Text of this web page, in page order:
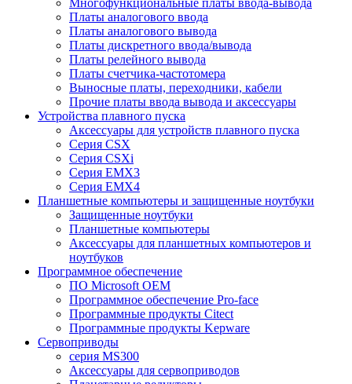
Многофункциональные платы ввода-вывода
Платы аналогового ввода
Платы аналогового вывода
Платы дискретного ввода/вывода
Платы релейного вывода
Платы счетчика-частотомера
Выносные платы, переходники, кабели
Прочие платы ввода вывода и аксессуары
Устройства плавного пуска
Аксессуары для устройств плавного пуска
Серия CSX
Серия CSXi
Серия EMX3
Серия EMX4
Планшетные компьютеры и защищенные ноутбуки
Защищенные ноутбуки
Планшетные компьютеры
Аксессуары для планшетных компьютеров и
ноутбуков
Программное обеспечение
ПО Microsoft OEM
Программное обеспечение Pro-face
Программные продукты Citect
Программные продукты Kepware
Сервоприводы
серия MS300
Аксессуары для сервоприводов